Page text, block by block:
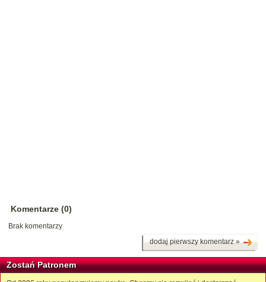
Komentarze (0)
Brak komentarzy
dodaj pierwszy komentarz »
Zostań Patronem